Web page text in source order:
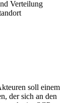
soll einem
der sich an den